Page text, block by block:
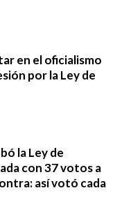
en el oficialismo
por la Ley de
la Ley de
con 37 votos a
así votó cada